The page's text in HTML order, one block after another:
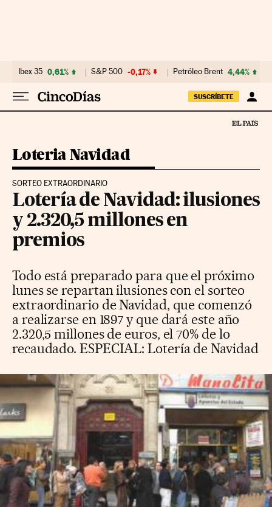
Ibex 35 0,61% S&P 500 -0,17% Petróleo Brent 4,44%
SUSCRÍBETE
Loteria Navidad
SORTEO EXTRAORDINARIO
Lotería de Navidad: ilusiones
y 2.320,5 millones en
premios
Todo está preparado para que el próximo
lunes se repartan ilusiones con el sorteo
extraordinario de Navidad, que comenzó
a realizarse en 1897 y que dará este año
2.320,5 millones de euros, el 70% de lo
recaudado.ESPECIAL: Lotería de Navidad